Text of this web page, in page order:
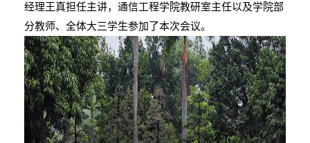
经理王真担任主讲，通信工程学院教研室主任以及学院部
分教师、全体大三学生参加了本次会议。